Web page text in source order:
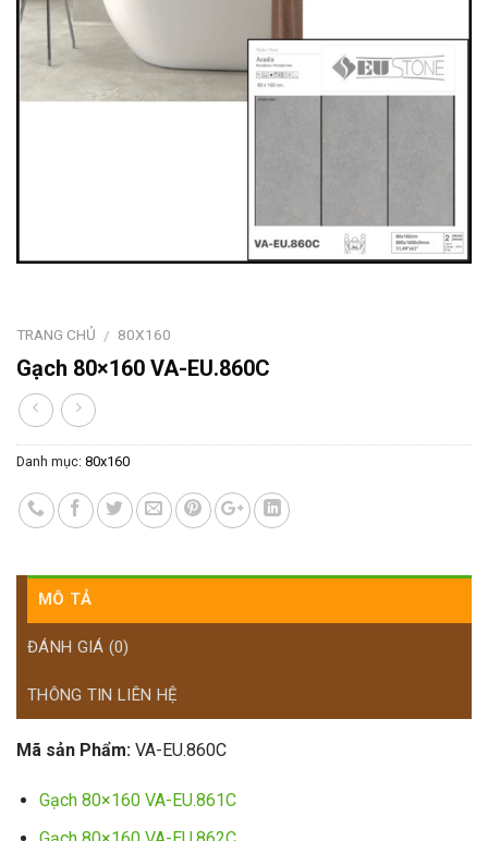
TRANG CHỦ / 80X160
Gạch 80×160 VA-EU.860C
Danh mục: 80x160
MÔ TẢ
ĐÁNH GIÁ (0)
THÔNG TIN LIÊN HỆ
Mã sản Phẩm: VA-EU.860C
Gạch 80×160 VA-EU.861C